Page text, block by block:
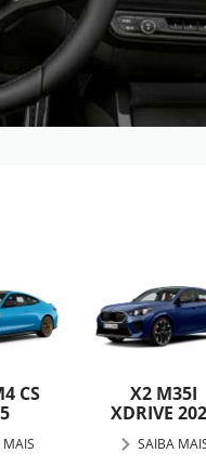
CS
X2 M35I
XDRIVE
SAIBA